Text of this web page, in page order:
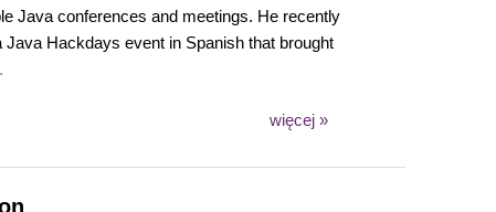
Java conferences and meetings. He recently
Hackdays event in Spanish that brought
więcej »